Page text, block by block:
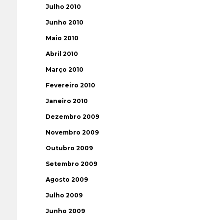
Julho 2010
Junho 2010
Maio 2010
Abril 2010
Março 2010
Fevereiro 2010
Janeiro 2010
Dezembro 2009
Novembro 2009
Outubro 2009
Setembro 2009
Agosto 2009
Julho 2009
Junho 2009